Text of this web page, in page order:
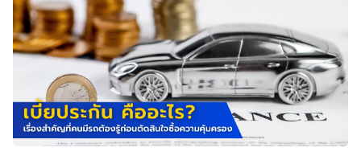
รวบรวม ใช้หรือเปิดเผยข้อมูลส่วนบุคคล (“ประมวลผลข้อมูล
ส่วนบุคคล”) และมีความเข้าใจดีแล้ว ข้าพเจ้าให้ความยินยอมหรือ
ปฏิเสธไม่ให้ความยินยอมในเอกสารนี้ด้วยความสมัครใจ
ปราศจากการบังคับหรือชักจูง และข้าพเจ้าทราบว่าข้าพเจ้า
สามารถถอนความยินยอมนี้เสียเมื่อใดก็ได้ เว้นแต่ในกรณีมีข้อ
จำกัดสิทธิตามกฎหมายหรือยังมีสัญญาระหว่างข้าพเจ้ากับ
สถาบันที่ให้ประโยชน์แก่ข้าพเจ้าอยู่ กรณีที่ข้าพเจ้าประสงค์จะไม่
ให้ความยินยอม ข้าพเจ้าเข้าใจและยอมรับว่า การไม่ให้ความ
ยินยอมจะมีผลทำให้ข้าพเจ้า (เช่น ข้าพเจ้าอาจได้รับความสะดวก
ในการใช้บริการน้อยลง หรือข้าพเจ้าไม่สามารถเข้าถึงฟังก์ชัน
การใช้งานบางอย่างได้ เป็นต้น) และข้าพเจ้าทราบว่าการถอน